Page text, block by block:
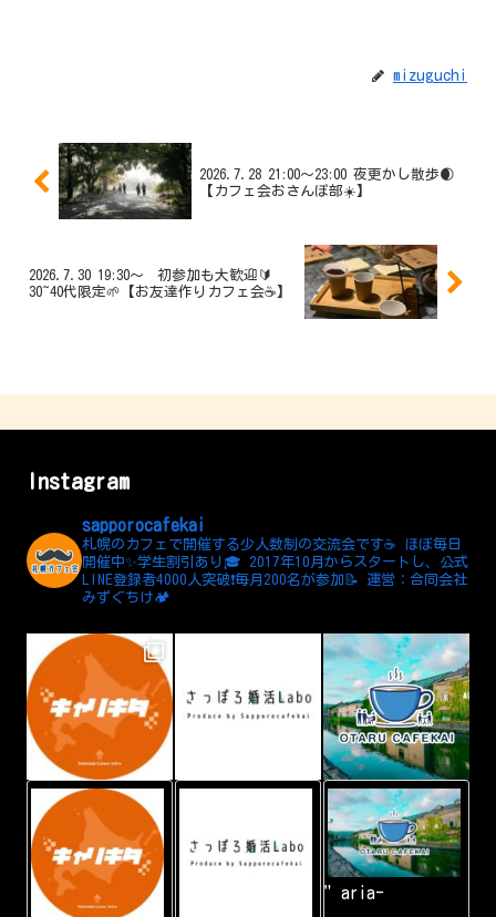
mizuguchi
2026.7.28 21:00～23:00 夜更かし散歩🌒
【カフェ会おさんぽ部☀️】
2026.7.30 19:30〜 初参加も大歓迎🔰
30~40代限定🌱【お友達作りカフェ会☕️】
Instagram
sapporocafekai
札幌のカフェで開催する少人数制の交流会です☕️ ほぼ毎日
開催中✨学生割引あり🎓 2017年10月からスタートし、公式
LINE登録者4000人突破❗️毎月200名が参加📝 運営：合同会社
みずぐちけ🏕️
L
A
d
d
L
I
N
E
" aria-